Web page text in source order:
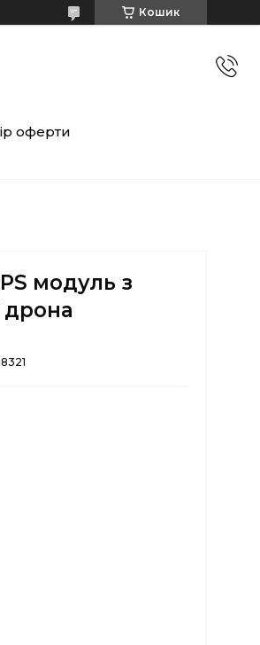
Кошик
оферти
модуль з
дрона
8321